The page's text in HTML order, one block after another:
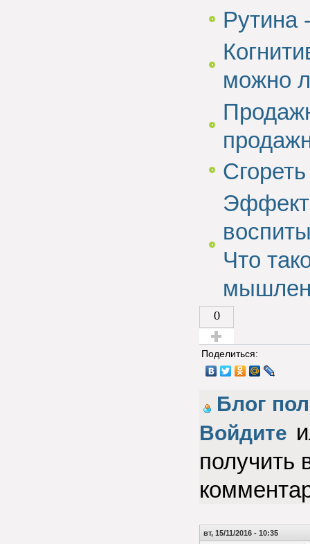
Рутина
можно
Эффект
Что
0
Голос за!
Поделиться:
Блог
Войдите
получить
вт, 15/11/2016 - 10:35